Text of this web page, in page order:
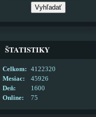
ŠTATISTIKY
Online: 75
Celkom:
4122320
Mesiac:
45926
Deň:
1600